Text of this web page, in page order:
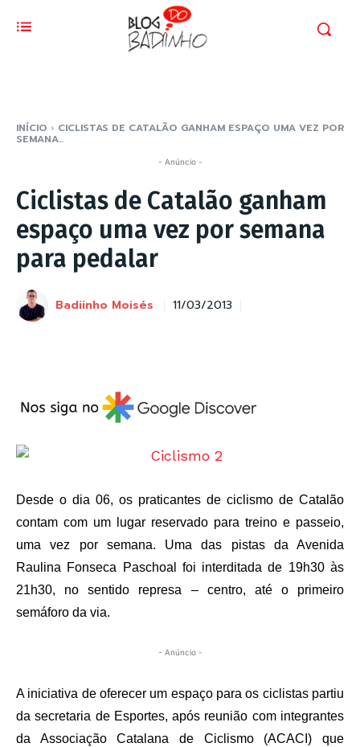
INÍCIO CICLISTAS DE CATALÃO GANHAM ESPAÇO UMA VEZ POR
SEMANA...
- Anúncio -
Ciclistas de Catalão ganham
espaço uma vez por semana
para pedalar
Badiinho Moisés 11/03/2013
Desde o dia 06, os praticantes de ciclismo de Catalão
contam com um lugar reservado para treino e passeio,
uma vez por semana. Uma das pistas da Avenida
Raulina Fonseca Paschoal foi interditada de 19h30 às
21h30, no sentido represa – centro, até o primeiro
semáforo da via.
- Anúncio -
A iniciativa de oferecer um espaço para os ciclistas partiu
da secretaria de Esportes, após reunião com integrantes
da Associação Catalana de Ciclismo (ACACI) que